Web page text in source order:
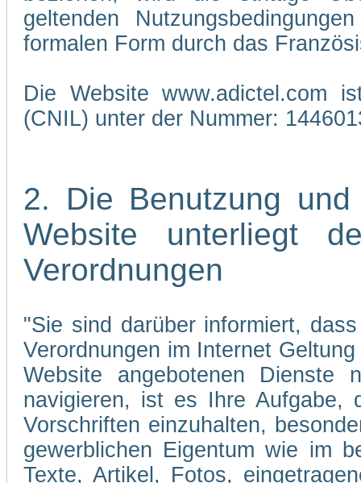
geltenden
formalen Form durch das
Die Website www.adictel.com
(CNIL) unter der Nummer:
2. Die Benutzung
Website unterliegt
Verordnungen
"Sie sind darüber informiert,
Verordnungen im Internet
Website angebotenen Dienste
navigieren, ist es Ihre Aufgabe,
Vorschriften einzuhalten,
gewerblichen Eigentum wie im
Texte, Artikel, Fotos,